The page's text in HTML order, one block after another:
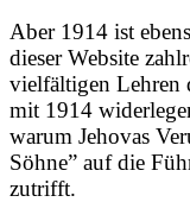
Aber 1914 ist
dieser Website
vielfältigen Lehren
mit 1914
warum Jehovas
Söhne” auf die
zutrifft.